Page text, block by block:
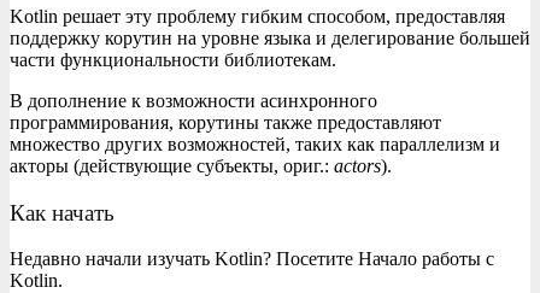
Kotlin решает эту проблему гибким способом, предоставляя
поддержку корутин на уровне языка и делегирование большей
части функциональности библиотекам.
В дополнение к возможности асинхронного
программирования, корутины также предоставляют
множество других возможностей, таких как параллелизм и
акторы (действующие субъекты, ориг.: actors).
Как начать
Недавно начали изучать Kotlin? Посетите Начало работы с
Kotlin.